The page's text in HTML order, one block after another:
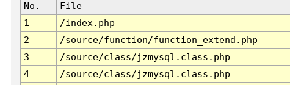
No. File
1
/index.php
2
/source/function/function_extend.php
3
/source/class/jzmysql.class.php
4
/source/class/jzmysql.class.php